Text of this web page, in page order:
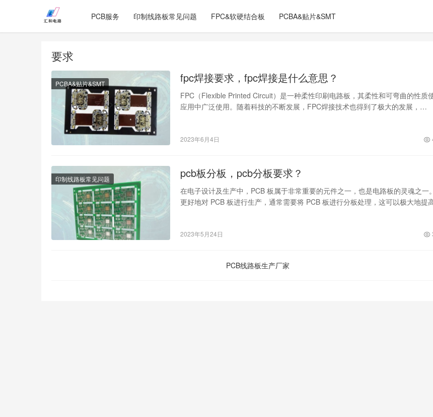
PCB服务 印制线路板常见问题 FPC&软硬结合板 PCBA&贴片&SMT
要求
PCBA&贴片&SMT fpc焊接要求，fpc焊接是什么意思？
FPC（Flexible Printed Circuit）是一种柔性印刷电路板，其柔性和可弯曲的性质
应用中广泛使用。随着科技的不断发展，FPC焊接技术也得到了极大的发展，…
2023年6月4日
印制线路板常见问题 pcb板分板，pcb分板要求？
在电子设计及生产中，PCB 板属于非常重要的元件之一，也是电路板的灵魂之一
更好地对 PCB 板进行生产，通常需要将 PCB 板进行分板处理，这可以极大地提
2023年5月24日
PCB线路板生产厂家